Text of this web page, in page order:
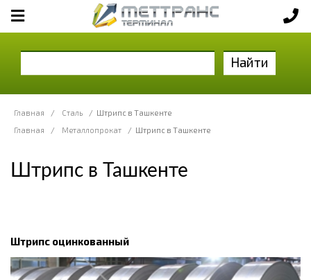
Найти
Главная / Сталь / Штрипс в Ташкенте
Главная
/ Металлопрокат / Штрипс в Ташкенте
Штрипс в Ташкенте
Штрипс оцинкованный